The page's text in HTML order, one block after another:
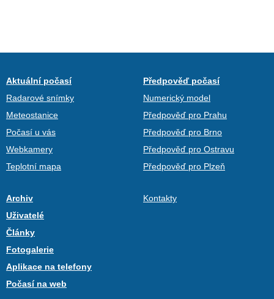
Aktuální počasí
Radarové snímky
Meteostanice
Počasí u vás
Webkamery
Teplotní mapa
Předpověď počasí
Numerický model
Předpověď pro Prahu
Předpověď pro Brno
Předpověď pro Ostravu
Předpověď pro Plzeň
Archiv
Uživatelé
Články
Fotogalerie
Aplikace na telefony
Počasí na web
Kontakty